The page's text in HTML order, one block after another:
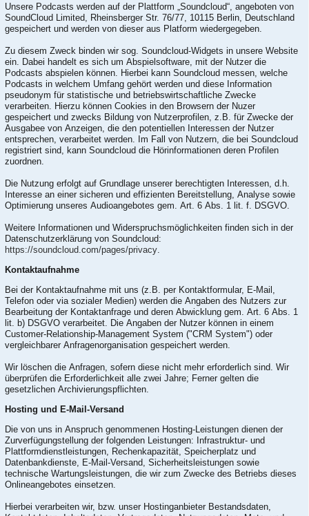
Unsere Podcasts werden auf der Plattform „Soundcloud“, angeboten von
SoundCloud Limited, Rheinsberger Str. 76/77, 10115 Berlin, Deutschland
gespeichert und werden von dieser aus Platform wiedergegeben.
Zu diesem Zweck binden wir sog. Soundcloud-Widgets in unsere Website
ein. Dabei handelt es sich um Abspielsoftware, mit der Nutzer die
Podcasts abspielen können. Hierbei kann Soundcloud messen, welche
Podcasts in welchem Umfang gehört werden und diese Information
pseudonym für statistische und betriebswirtschaftliche Zwecke
verarbeiten. Hierzu können Cookies in den Browsern der Nuzer
gespeichert und zwecks Bildung von Nutzerprofilen, z.B. für Zwecke der
Ausgabee von Anzeigen, die den potentiellen Interessen der Nutzer
entsprechen, verarbeitet werden. Im Fall von Nutzern, die bei Soundcloud
registriert sind, kann Soundcloud die Hörinformationen deren Profilen
zuordnen.
Die Nutzung erfolgt auf Grundlage unserer berechtigten Interessen, d.h.
Interesse an einer sicheren und effizienten Bereitstellung, Analyse sowie
Optimierung unseres Audioangebotes gem. Art. 6 Abs. 1 lit. f. DSGVO.
Weitere Informationen und Widerspruchsmöglichkeiten finden sich in der
Datenschutzerklärung von Soundcloud:
https://soundcloud.com/pages/privacy
Kontaktaufnahme
Bei der Kontaktaufnahme mit uns (z.B. per Kontaktformular, E-Mail,
Telefon oder via sozialer Medien) werden die Angaben des Nutzers zur
Bearbeitung der Kontaktanfrage und deren Abwicklung gem. Art. 6 Abs. 1
lit. b) DSGVO verarbeitet. Die Angaben der Nutzer können in einem
Customer-Relationship-Management System ("CRM System") oder
vergleichbarer Anfragenorganisation gespeichert werden.
Wir löschen die Anfragen, sofern diese nicht mehr erforderlich sind. Wir
überprüfen die Erforderlichkeit alle zwei Jahre; Ferner gelten die
gesetzlichen Archivierungspflichten.
Hosting und E-Mail-Versand
Die von uns in Anspruch genommenen Hosting-Leistungen dienen der
Zurverfügungstellung der folgenden Leistungen: Infrastruktur- und
Plattformdienstleistungen, Rechenkapazität, Speicherplatz und
Datenbankdienste, E-Mail-Versand, Sicherheitsleistungen sowie
technische Wartungsleistungen, die wir zum Zwecke des Betriebs dieses
Onlineangebotes einsetzen.
Hierbei verarbeiten wir, bzw. unser Hostinganbieter Bestandsdaten,